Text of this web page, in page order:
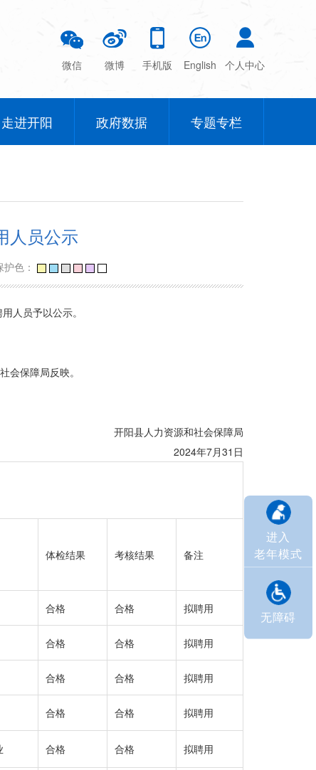
微信 微博 手机版 English 个人中心
走进开阳 政府数据 专题专栏
进入
老年模式
无障碍
人员公示
色：
人员予以公示。
会保障局反映。
开阳县人力资源和社会保障局
2024年7月31日
体检结果 考核结果 备注
合格 合格 拟聘用
合格 合格 拟聘用
合格 合格 拟聘用
合格 合格 拟聘用
合格 合格 拟聘用